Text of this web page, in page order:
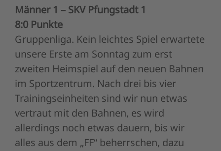
Männer 1 – SKV Pfungstadt 1
8:0 Punkte
Gruppenliga. Kein leichtes Spiel erwartete
unsere Erste am Sonntag zum erst
zweiten Heimspiel auf den neuen Bahnen
im Sportzentrum. Nach drei bis vier
Trainingseinheiten sind wir nun etwas
vertraut mit den Bahnen, es wird
allerdings noch etwas dauern, bis wir
alles aus dem „FF“ beherrschen, dazu